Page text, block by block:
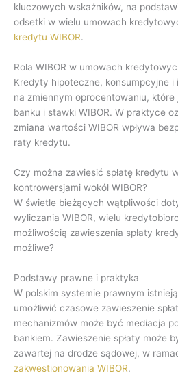
kluczowych wskaźników, na
odsetki w wielu umowach
kredytu WIBOR.
Rola WIBOR w umowach
Kredyty hipoteczne, konsumpcyjne
na zmiennym oprocentowaniu,
banku i stawki WIBOR. W praktyce
zmiana wartości WIBOR wpływa
raty kredytu.
Czy można zawiesić spłatę kredytu
kontrowersjami wokół WIBOR?
W świetle bieżących wątpliwości
wyliczania WIBOR, wielu
możliwością zawieszenia spłaty
możliwe?
Podstawy prawne i praktyka
W polskim systemie prawnym
umożliwić czasowe zawieszenie
mechanizmów może być mediacja
bankiem. Zawieszenie spłaty może
zawartej na drodze sądowej, w
zakwestionowania WIBOR.